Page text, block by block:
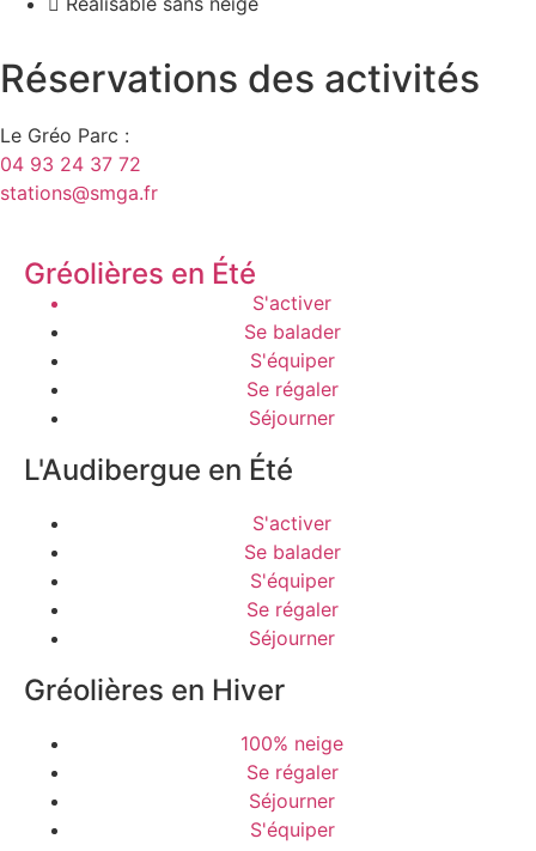
Réservations des activités
Le Gréo Parc :
04 93 24 37 72
stations@smga.fr
Gréolières en Été
S'activer
Se balader
S'équiper
Se régaler
Séjourner
L'Audibergue en Été
S'activer
Se balader
S'équiper
Se régaler
Séjourner
Gréolières en Hiver
100% neige
Se régaler
Séjourner
S'équiper